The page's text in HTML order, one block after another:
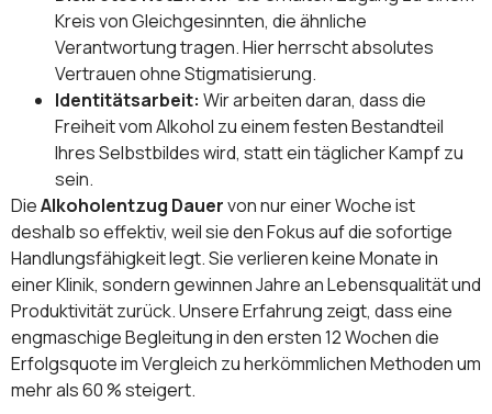
Kreis von Gleichgesinnten, die ähnliche
Verantwortung tragen. Hier herrscht absolutes
Vertrauen ohne Stigmatisierung.
Identitätsarbeit: Wir arbeiten daran, dass die
Freiheit vom Alkohol zu einem festen Bestandteil
Ihres Selbstbildes wird, statt ein täglicher Kampf zu
sein.
DieAlkoholentzug Dauervon nur einer Woche ist
deshalb so effektiv, weil sie den Fokus auf die sofortige
Handlungsfähigkeit legt. Sie verlieren keine Monate in
einer Klinik, sondern gewinnen Jahre an Lebensqualität und
Produktivität zurück. Unsere Erfahrung zeigt, dass eine
engmaschige Begleitung in den ersten 12 Wochen die
Erfolgsquote im Vergleich zu herkömmlichen Methoden um
mehr als 60 % steigert.